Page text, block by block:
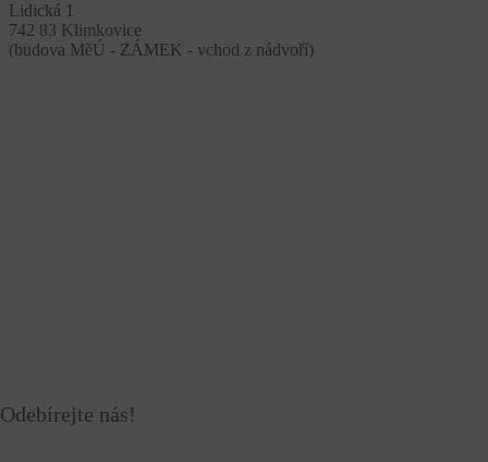
Lidická 1
742 83 Klimkovice
(budova MěÚ - ZÁMEK - vchod z nádvoří)
Odebírejte nás!